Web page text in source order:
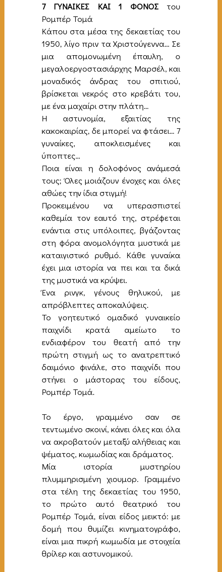
7 ΓΥΝΑΙΚΕΣ ΚΑΙ 1 ΦΟΝΟΣ του
Ρομπέρ Τομά
Κάπου στα μέσα της δεκαετίας του
1950, λίγο πριν τα Χριστούγεννα… Σε
μια απομονωμένη έπαυλη, ο
μεγαλοεργοστασιάρχης Μαρσέλ, και
μοναδικός άνδρας του σπιτιού,
βρίσκεται νεκρός στο κρεβάτι του,
με ένα μαχαίρι στην πλάτη…
Η αστυνομία, εξαιτίας της
κακοκαιρίας, δε μπορεί να φτάσει… 7
γυναίκες, αποκλεισμένες και
ύποπτες…
Ποια είναι η δολοφόνος ανάμεσά
τους; Όλες μοιάζουν ένοχες και όλες
αθώες την ίδια στιγμή!
Προκειμένου να υπερασπιστεί
καθεμία τον εαυτό της, στρέφεται
ενάντια στις υπόλοιπες, βγάζοντας
στη φόρα ανομολόγητα μυστικά με
καταιγιστικό ρυθμό. Κάθε γυναίκα
έχει μια ιστορία να πει και τα δικά
της μυστικά να κρύψει.
Ένα ρινγκ, γένους θηλυκού, με
απρόβλεπτες αποκαλύψεις.
Το γοητευτικό ομαδικό γυναικείο
παιχνίδι κρατά αμείωτο το
ενδιαφέρον του θεατή από την
πρώτη στιγμή ως το ανατρεπτικό
δαιμόνιο φινάλε, στο παιχνίδι που
στήνει ο μάστορας του είδους,
Ρομπέρ Τομά.
Το έργο, γραμμένο σαν σε
τεντωμένο σκοινί, κάνει όλες και όλα
να ακροβατούν μεταξύ αλήθειας και
ψέματος, κωμωδίας και δράματος.
Μία ιστορία μυστηρίου
πλυμμηρισμένη χιουμορ. Γραμμένο
στα τέλη της δεκαετίας του 1950,
το πρώτο αυτό θεατρικό του
Ρομπέρ Τομά, είναι είδος μεικτό: με
δομή που θυμίζει κινηματογράφο,
είναι μια πικρή κωμωδία με στοιχεία
θρίλερ και αστυνομικού.